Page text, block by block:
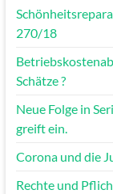
270/18
Schätze ?
Neue Folge in
greift ein.
Corona und die
Rechte und